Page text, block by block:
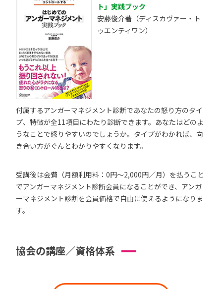
ト」実践ブック
安藤俊介著（ディスカヴァー・ト
ゥエンティワン）
付属するアンガーマネジメント診断であなたの怒り方のタイ
プ、特徴が全11項目にわたり診断できます。あなたはどのよ
うなことで怒りやすいのでしょうか。タイプがわかれば、向
き合い方がぐんとわかりやすくなります。
受講後は会費（月額利用料：0円～2,000円／月）を払うこと
でアンガーマネジメント診断会員になることができ、アンガ
ーマネジメント診断を会員価格で自由に使えるようになりま
す。
協会の講座／資格体系